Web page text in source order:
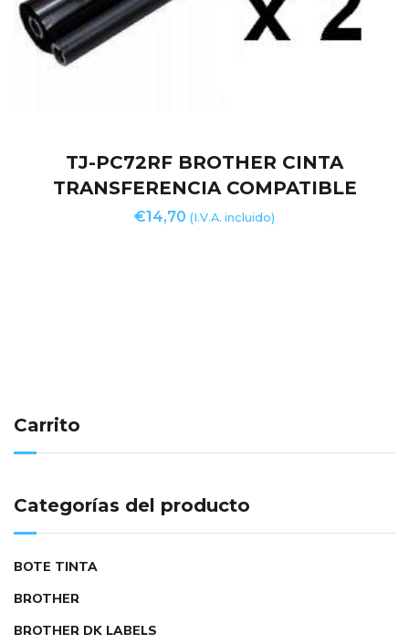
TJ-PC72RF BROTHER CINTA
TRANSFERENCIA COMPATIBLE
€14,70 (I.V.A. incluido)
Carrito
Categorías del producto
BOTE TINTA
BROTHER
BROTHER DK LABELS